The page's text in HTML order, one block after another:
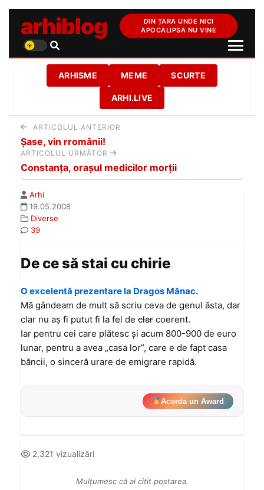
arhiblog
DIN ȚARA UNDE NICI
APOCALIPSA NU VINE
ARHISME MEME SCURTE
ARHI.LIVE
ARTICOLUL ANTERIOR
Şase, vin rromânii!
ARTICOLUL URMĂTOR
Constanţa, oraşul medicilor morţii
Arhi
19.05.2008
Diverse
39
De ce să stai cu chirie
O excelentă prezentare la Dragos Mănac.
Mă gândeam de mult să scriu ceva de genul ăsta, dar
clar nu aş fi putut fi la fel de clar coerent.
Iar pentru cei care plătesc şi acum 800-900 de euro
lunar, pentru a avea „casa lor”, care e de fapt casa
băncii, o sinceră urare de emigrare rapidă.
Acorda un Award
2,321 vizualizări
Mulțumesc că ai citit postarea.